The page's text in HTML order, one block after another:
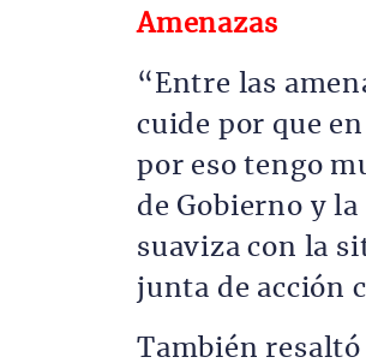
Amenazas
“Entre las
cuide por que
por eso tengo
de Gobierno y
suaviza con la
junta de acción
También resaltó